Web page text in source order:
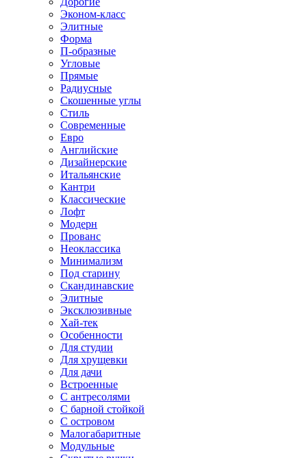
Эконом-класс
Элитные
Форма
П-образные
Угловые
Прямые
Радиусные
Скошенные углы
Стиль
Современные
Евро
Английские
Дизайнерские
Итальянские
Кантри
Классические
Лофт
Модерн
Прованс
Неоклассика
Минимализм
Под старину
Скандинавские
Элитные
Эксклюзивные
Хай-тек
Особенности
Для студии
Для хрущевки
Для дачи
Встроенные
С антресолями
С барной стойкой
С островом
Малогабаритные
Модульные